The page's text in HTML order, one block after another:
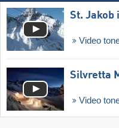
St. Jakob
Video
Silvretta
Video